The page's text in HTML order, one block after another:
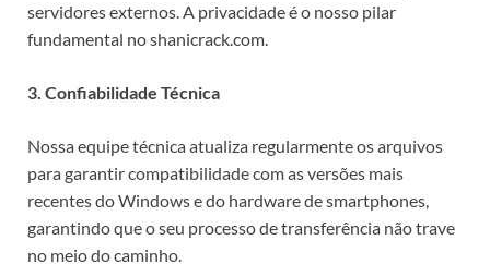
servidores externos. A privacidade é o nosso pilar
fundamental no shanicrack.com.
3. Confiabilidade Técnica
Nossa equipe técnica atualiza regularmente os arquivos
para garantir compatibilidade com as versões mais
recentes do Windows e do hardware de smartphones,
garantindo que o seu processo de transferência não trave
no meio do caminho.